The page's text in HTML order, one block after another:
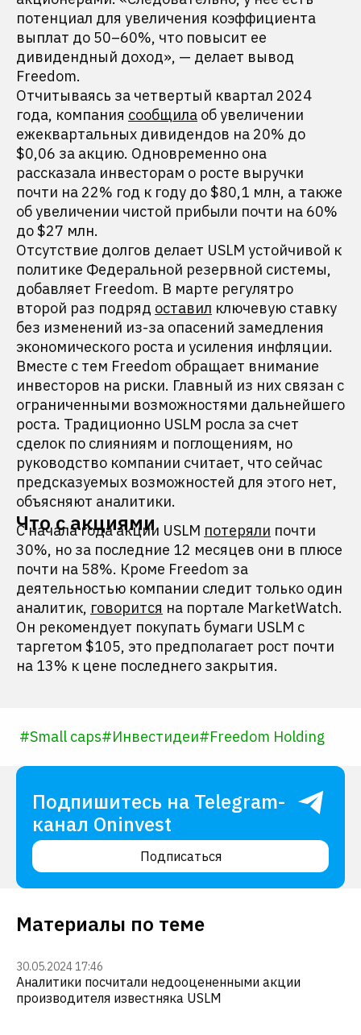
потенциал для увеличения коэффициента
выплат до 50–60%, что повысит ее
дивидендный доход», — делает вывод
Freedom.
Отчитываясь за четвертый квартал 2024
года, компания сообщила об увеличении
ежеквартальных дивидендов на 20% до
$0,06 за акцию. Одновременно она
рассказала инвесторам о росте выручки
почти на 22% год к году до $80,1 млн, а также
об увеличении чистой прибыли почти на 60%
до $27 млн.
Отсутствие долгов делает USLM устойчивой к
политике Федеральной резервной системы,
добавляет Freedom. В марте регулятро
второй раз подряд оставил ключевую ставку
без изменений из-за опасений замедления
экономического роста и усиления инфляции.
Вместе с тем Freedom обращает внимание
инвесторов на риски. Главный из них связан с
ограниченными возможностями дальнейшего
роста. Традиционно USLM росла за счет
сделок по слияниям и поглощениям, но
руководство компании считает, что сейчас
предсказуемых возможностей для этого нет,
объясняют аналитики.
Что с акциями
С начала года акции USLM потеряли почти
30%, но за последние 12 месяцев они в плюсе
почти на 58%. Кроме Freedom за
деятельностью компании следит только один
аналитик, говорится на портале MarketWatch.
Он рекомендует покупать бумаги USLM с
таргетом $105, это предполагает рост почти
на 13% к цене последнего закрытия.
#Small caps#Инвестидеи#Freedom Holding
Подпишитесь на Telegram-
канал Oninvest
Подписаться
Материалы по теме
30.05.2024 17:46
Аналитики посчитали недооцененными акции
производителя известняка USLM